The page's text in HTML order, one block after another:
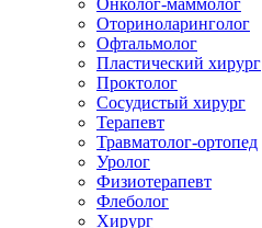
Онколог-маммолог
Оториноларинголог
Офтальмолог
Пластический хирург
Проктолог
Сосудистый хирург
Терапевт
Травматолог-ортопед
Уролог
Физиотерапевт
Флеболог
Хирург